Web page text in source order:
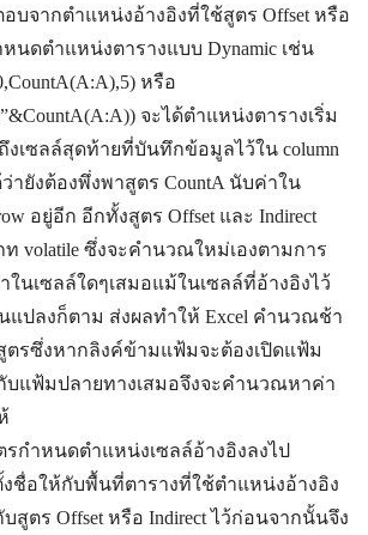
บจากตำแหน่งอ้างอิงที่ใช้สูตร Offset หรือ
หนดตำแหน่งตารางแบบ Dynamic เช่น
หรือ
จะได้ตำแหน่งตารางเริ่ม
งเซลล์สุดท้ายที่บันทึกข้อมูลไว้ใน column
ายังต้องพึ่งพาสูตร CountA นับค่าใน
อยู่อีก อีกทั้งสูตร Offset และ Indirect
ท volatile ซึ่งจะคำนวณใหม่เองตามการ
ในเซลล์ใดๆเสมอแม้ในเซลล์ที่อ้างอิงไว้
แปลงก็ตาม ส่งผลทำให้ Excel คำนวณช้า
ตรซึ่งหากลิงค์ข้ามแฟ้มจะต้องเปิดแฟ้ม
บแฟ้มปลายทางเสมอจึงจะคำนวณหาค่า
กำหนดตำแหน่งเซลล์อ้างอิงลงไป
งชื่อให้กับพื้นที่ตารางที่ใช้ตำแหน่งอ้างอิง
สูตร Offset หรือ Indirect ไว้ก่อนจากนั้นจึง